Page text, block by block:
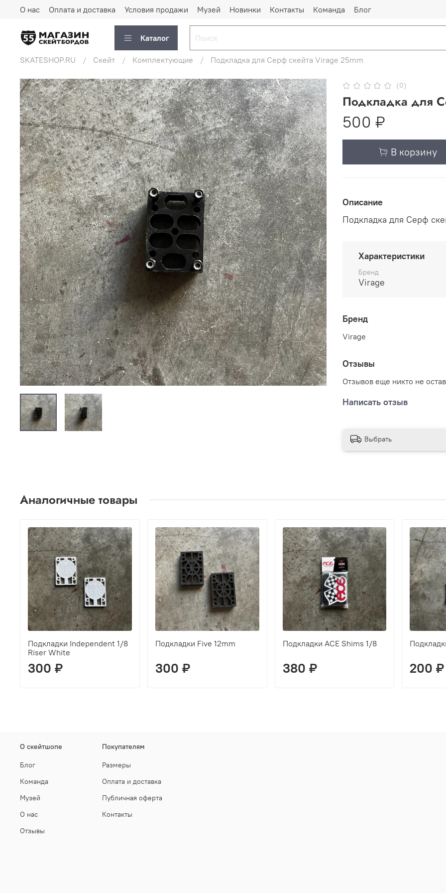
О нас Оплата и доставка Условия продажи Музей Новинки Контакты Команда Блог
Каталог
SKATESHOP.RU Скейт Комплектующие Подкладка для Серф скейта Virage 25mm
(0)
Подкладка для
500 ₽
В корзину
Описание
Подкладка для Серф
Характеристики
Бренд
Virage
Бренд
Virage
Отзывы
Отзывов еще никто не
Написать отзыв
Выбрать
Аналогичные товары
Подкладки Independent 1/8
Riser White
300 ₽
Подкладки Five 12mm
300 ₽
Подкладки ACE Shims 1/8
380 ₽ 200 ₽
О скейтшопе
Блог
Команда
Музей
О нас
Отзывы
Покупателям
Размеры
Оплата и доставка
Публичная оферта
Контакты